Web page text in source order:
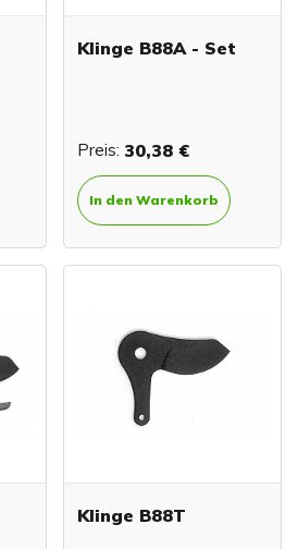
Klinge B88A - Set
Preis: 30,38 €
In den Warenkorb
Klinge B88T